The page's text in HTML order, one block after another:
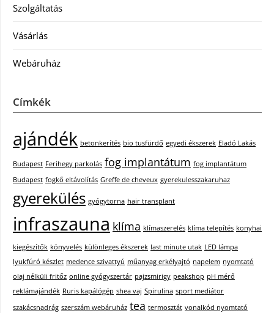
Szolgáltatás
Vásárlás
Webáruház
Címkék
ajándék betonkerítés bio tusfürdő egyedi ékszerek Eladó Lakás
Budapest Ferihegy parkolás fog implantátum fog implantátum
Budapest fogkő eltávolítás Greffe de cheveux gyerekulesszakaruhaz
gyerekülés gyógytorna hair transplant
infraszauna klíma klímaszerelés klíma telepítés konyhai
kiegészítők könyvelés különleges ékszerek last minute utak LED lámpa
lyukfúró készlet medence szivattyú műanyag erkélyajtó napelem nyomtató
olaj nélküli fritőz online gyógyszertár pajzsmirigy peakshop pH mérő
reklámajándék Ruris kapálógép shea vaj Spirulina sport mediátor
szakácsnadrág szerszám webáruház tea termosztát vonalkód nyomtató